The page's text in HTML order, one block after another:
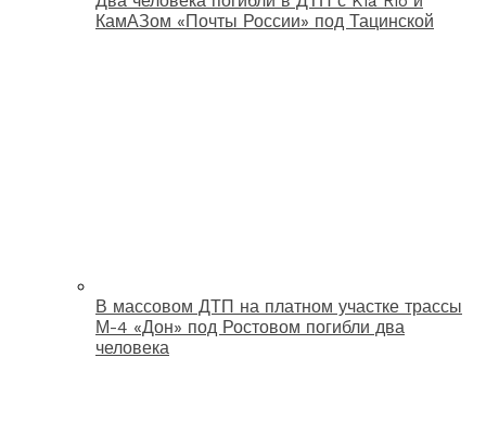
КамАЗом «Почты России» под Тацинской
В массовом ДТП на платном участке трассы
М-4 «Дон» под Ростовом погибли два
человека